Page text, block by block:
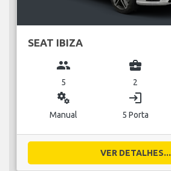
SEAT IBIZA
group
5
business_center
2
miscellaneous_services
Manual
login
5 Porta
VER DETALHES...